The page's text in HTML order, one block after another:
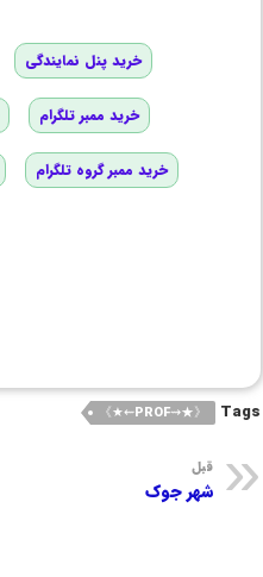
خرید پنل نمایندگی
خرید ممبر تلگرام
خرید ممبر گروه تلگرام
Tags
《★⇝PROF⇜★》
قبل
شهر جوک